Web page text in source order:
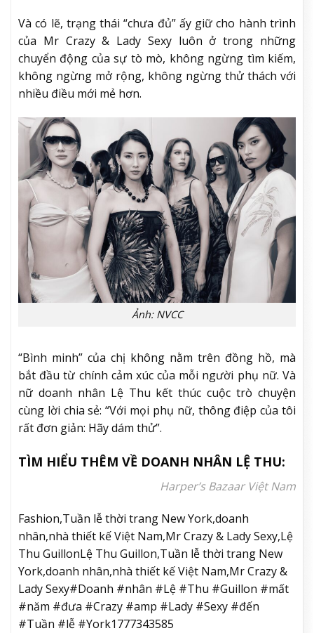
Và có lẽ, trạng thái “chưa đủ” ấy giữ cho hành trình
của Mr Crazy & Lady Sexy luôn ở trong những
chuyển động của sự tò mò, không ngừng tìm kiếm,
không ngừng mở rộng, không ngừng thử thách với
nhiều điều mới mẻ hơn.
Ảnh: NVCC
“Bình minh” của chị không nằm trên đồng hồ, mà
bắt đầu từ chính cảm xúc của mỗi người phụ nữ. Và
nữ doanh nhân Lệ Thu kết thúc cuộc trò chuyện
cùng lời chia sẻ: “Với mọi phụ nữ, thông điệp của tôi
rất đơn giản: Hãy dám thử”.
TÌM HIỂU THÊM VỀ DOANH NHÂN LỆ THU:
Harper’s Bazaar Việt Nam
Fashion,Tuần lễ thời trang New York,doanh
nhân,nhà thiết kế Việt Nam,Mr Crazy & Lady Sexy,Lệ
Thu GuillonLệ Thu Guillon,Tuần lễ thời trang New
York,doanh nhân,nhà thiết kế Việt Nam,Mr Crazy &
Lady Sexy#Doanh #nhân #Lệ #Thu #Guillon #mất
#năm #đưa #Crazy #amp #Lady #Sexy #đến
#Tuần #lễ #York1777343585